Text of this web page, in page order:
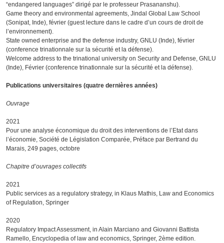
“endangered languages” dirigé par le professeur Prasananshu).
Game theory and environmental agreements, Jindal Global Law School
(Sonipat, Inde), février (guest lecture dans le cadre d’un cours de droit de
l’environnement).
State owned enterprise and the defense industry, GNLU (Inde), février
(conference trinationnale sur la sécurité et la défense).
Welcome address to the trinational university on Security and Defense, GNLU
(Inde), Février (conference trinationnale sur la sécurité et la défense).
Publications universitaires (quatre dernières années)
Ouvrage
2021
Pour une analyse économique du droit des interventions de l’Etat dans
l’économie, Société de Législation Comparée, Préface par Bertrand du
Marais, 249 pages, octobre
Chapitre d’ouvrages collectifs
2021
Public services as a regulatory strategy, in Klaus Mathis, Law and Economics
of Regulation, Springer
2020
Regulatory Impact Assessment, in Alain Marciano and Giovanni Battista
Ramello, Encyclopedia of law and economics, Springer, 2ème edition.